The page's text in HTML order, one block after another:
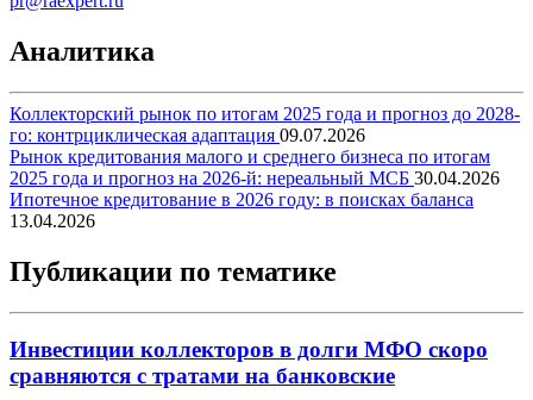
Аналитика
Коллекторский рынок по итогам 2025 года и прогноз до 2028-
го: контрциклическая адаптация 09.07.2026
Рынок кредитования малого и среднего бизнеса по итогам
2025 года и прогноз на 2026-й: нереальный МСБ 30.04.2026
Ипотечное кредитование в 2026 году: в поисках баланса
13.04.2026
Публикации по тематике
Инвестиции коллекторов в долги МФО скоро
сравняются с тратами на банковские